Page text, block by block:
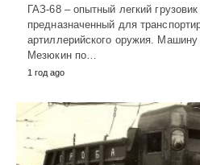
ГАЗ-68 – опытный легкий
предназначенный для
артиллерийского оружия. Машину
Мезюкин по…
1 год ago